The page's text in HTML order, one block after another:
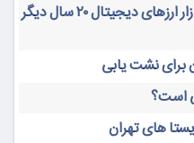
پشت پرده آینده اقتصاد جهان؛ بازار ارزهای دیجیتال ۲۰ سال دیگر
برای نشت یابی
است؟
های تهران